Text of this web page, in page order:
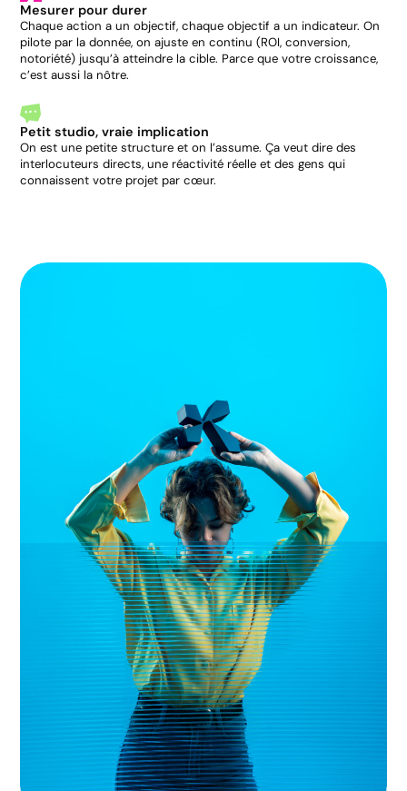
Mesurer pour durer
Chaque action a un objectif, chaque objectif a un indicateur. On
pilote par la donnée, on ajuste en continu (ROI, conversion,
notoriété) jusqu’à atteindre la cible. Parce que votre croissance,
c’est aussi la nôtre.
Petit studio, vraie implication
On est une petite structure et on l’assume. Ça veut dire des
interlocuteurs directs, une réactivité réelle et des gens qui
connaissent votre projet par cœur.